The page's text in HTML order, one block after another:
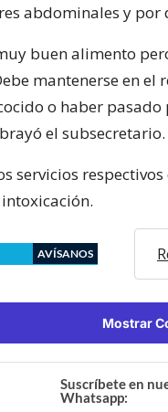
abdominales y por
buen alimento
mantenerse en
o haber
el subsecretario.
servicios
AVÍSANOS
Mostrar
Suscríbete en
Whatsapp: